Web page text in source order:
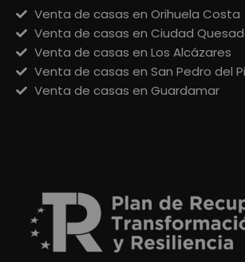
Venta de casas en Orihuela Costa
Venta de casas en Ciudad
Venta de casas en Los Alcázares
Venta de casas en San Pedro del
Venta de casas en Guardamar